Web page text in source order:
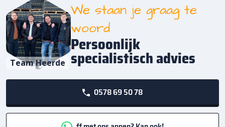
Team Heerde
We staan je graag te
woord
Persoonlijk
specialistisch advies
0578 69 50 78